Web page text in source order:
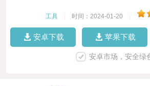
工具 时间：2024-01-20
安卓下载 苹果下载
安卓市场，安全绿